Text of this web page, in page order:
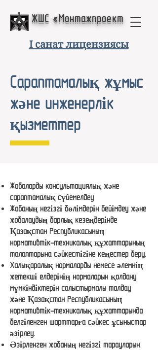
ЖШС «Монтажпроект
I санат лицензиясы
Сараптамалық жұмыс
және инженерлік
қызметтер
Жобаларды консультациялық және
сараптамалық сүйемелдеу
Жобаның негізгі бөлімдерін бейімдеу және
жобалаудың барлық кезеңдерінде
Қазақстан Республикасының
нормативтік-техникалық құжаттарының
талаптарына сәйкестігіне кеңестер беру.
Халықаралық нормаларды немесе әлемнің
жетекші елдерінің нормаларын қолдану
мүмкіндіктерін салыстырмалы талдау
және Қазақстан Республикасының
нормативтік-техникалық құжаттарында
белгіленген шарттарға сәйкес ұсыныстар
әзірлеу.
Әзірленген жобаның негізгі тарауларын